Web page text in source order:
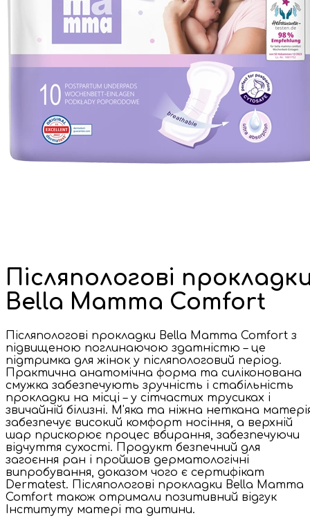
Післяпологові
Bella Mamma Comfort
Післяпологові прокладки Bella Mamma Comfort з
підвищеною поглинаючою здатністю – це
підтримка для жінок у післяпологовий період.
Практична анатомічна форма та силіконована
смужка забезпечують зручність і стабільність
прокладки на місці – у сітчастих трусиках і
звичайній білизні. М'яка та ніжна неткана
забезпечує високий комфорт носіння, а верхній
шар прискорює процес вбирання, забезпечуючи
відчуття сухості. Продукт безпечний для
загоєння ран і пройшов дерматологічні
випробування, доказом чого є сертифікат
Dermatest. Післяпологові прокладки Bella Mamma
Comfort також отримали позитивний відгук
Інституту матері та дитини.